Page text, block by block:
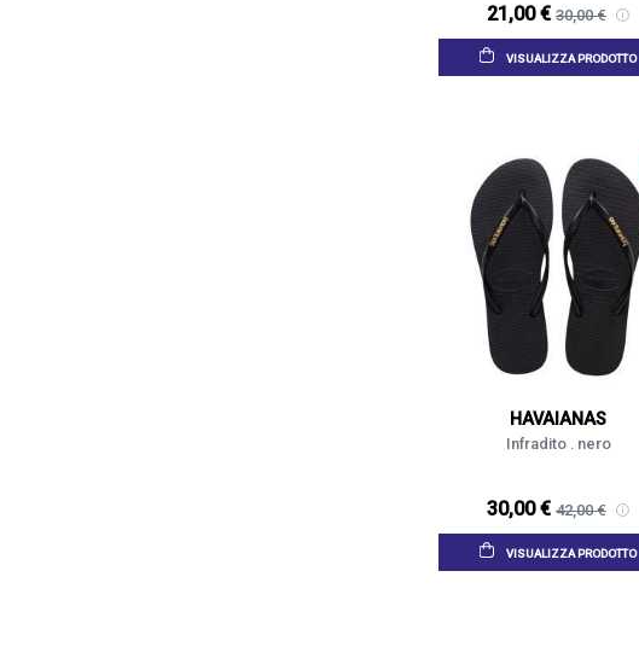
21,00 € 30,00 €
VISUALIZZA PRODOTTO
HAVAIANAS
Infradito . nero
30,00 € 42,00 €
VISUALIZZA PRODOTTO